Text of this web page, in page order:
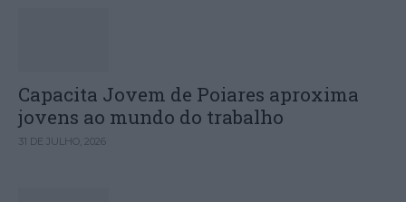
Capacita Jovem de Poiares aproxima
jovens ao mundo do trabalho
31 DE JULHO, 2026